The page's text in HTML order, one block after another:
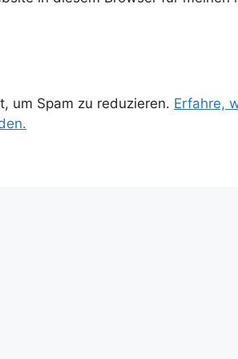
um Spam zu reduzieren. Erfahre,